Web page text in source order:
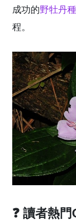
成功的野牡丹
程。
❓ 讀者熱